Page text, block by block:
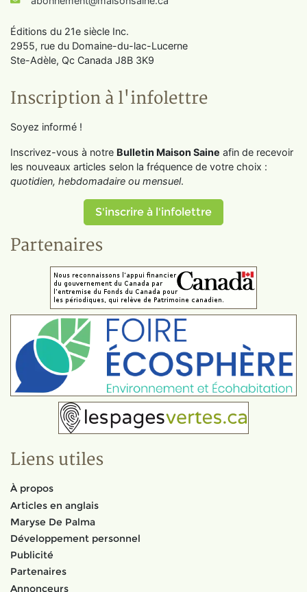
Éditions du 21e siècle Inc.
2955, rue du Domaine-du-lac-Lucerne
Ste-Adèle, Qc Canada J8B 3K9
Inscription à l'infolettre
Soyez informé !
Inscrivez-vous à notre Bulletin Maison Saine afin de recevoir
les nouveaux articles selon la fréquence de votre choix :
quotidien, hebdomadaire ou mensuel.
S'inscrire à l'infolettre
Partenaires
Liens utiles
À propos
Articles en anglais
Maryse De Palma
Développement personnel
Publicité
Partenaires
Annonceurs